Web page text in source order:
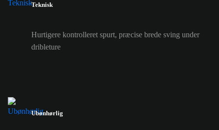
Teknisk
Hurtigere kontrolleret spurt, præcise brede sving under
dribleture
Ubønhørlig